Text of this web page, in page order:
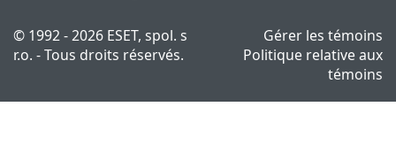
© 1992 - 2026 ESET, spol. s
r.o. - Tous droits réservés.
Gérer les témoins
Politique relative aux
témoins